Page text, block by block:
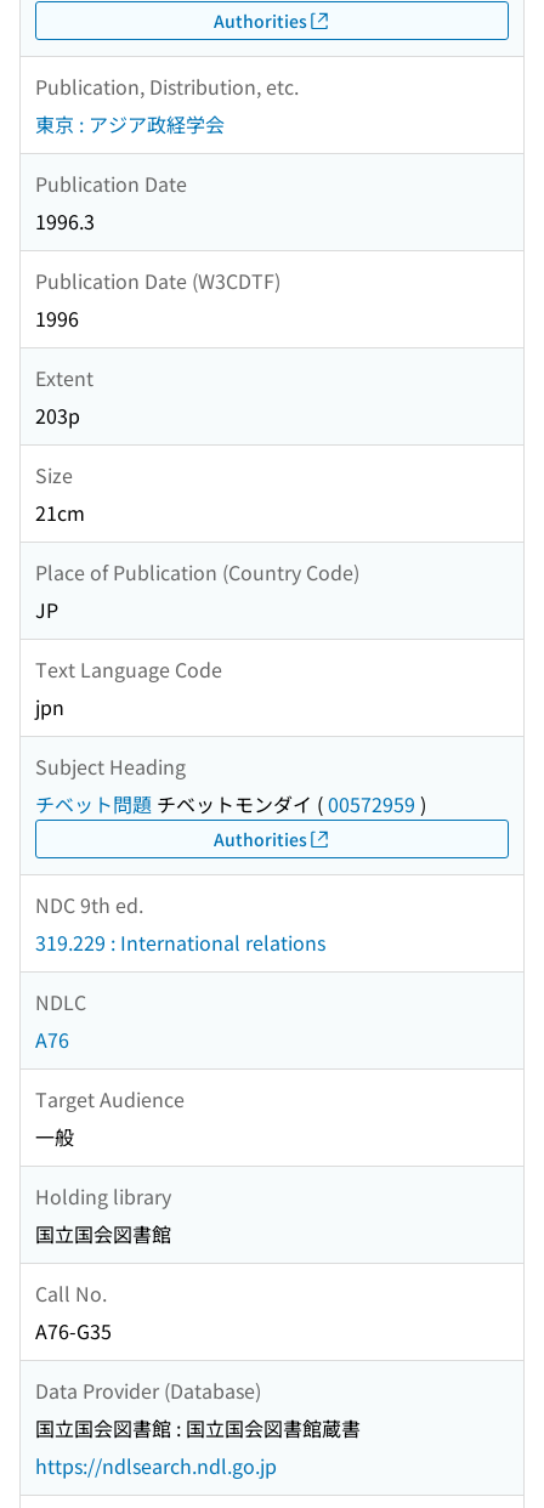
Authorities
Publication, Distribution, etc.
東京 : アジア政経学会
Publication Date
1996.3
Publication Date (W3CDTF)
1996
Extent
203p
Size
21cm
Place of Publication (Country Code)
JP
Text Language Code
jpn
Subject Heading
チベット問題 チベットモンダイ (00572959 )
Authorities
NDC 9th ed.
319.229 : International relations
NDLC
A76
Target Audience
一般
Holding library
国立国会図書館
Call No.
A76-G35
Data Provider (Database)
国立国会図書館 : 国立国会図書館蔵書
https://ndlsearch.ndl.go.jp